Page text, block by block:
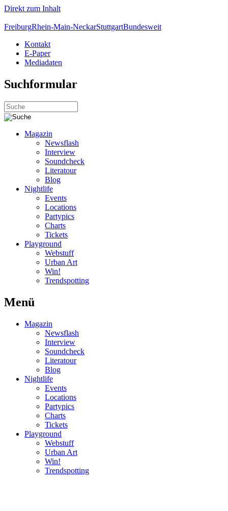
Direkt zum Inhalt
FreiburgRhein-Main-NeckarStuttgartBundesweit
Kontakt
E-Paper
Mediadaten
Suchformular
Magazin
Newsflash
Interview
Soundcheck
Literatour
Blog
Nightlife
Events
Locations
Partypics
Charts
Tickets
Playground
Webstuff
Urban Art
Win!
Trendspotting
Menü
Magazin
Newsflash
Interview
Soundcheck
Literatour
Blog
Nightlife
Events
Locations
Partypics
Charts
Tickets
Playground
Webstuff
Urban Art
Win!
Trendspotting